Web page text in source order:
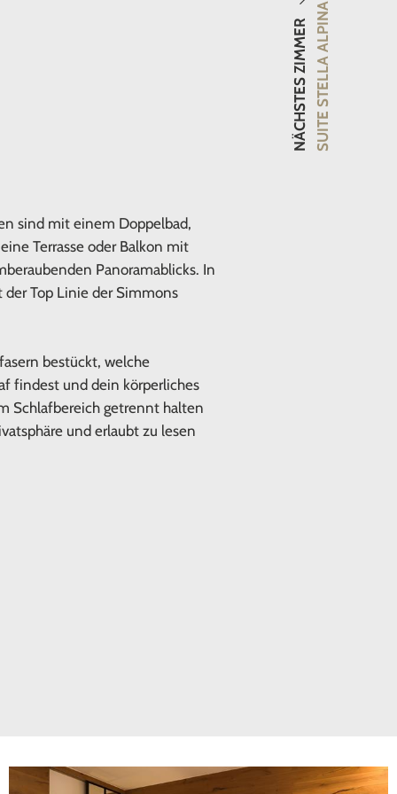
NÄCHSTES ZIMMERSUITE STELLA ALPINA
sind mit einem Doppelbad,
Terrasse oder Balkon mit
Panoramablicks. In
Top Linie der Simmons
bestückt, welche
findest und dein körperliches
Schlafbereich getrennt halten
und erlaubt zu lesen